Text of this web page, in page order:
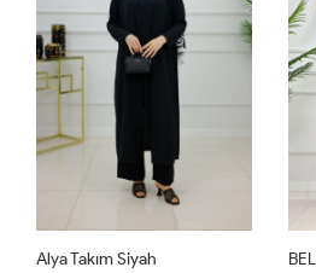
Alya Takım Siyah